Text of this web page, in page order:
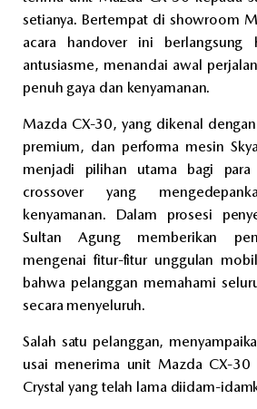
setianya. Bertempat di showroom
acara handover ini berlangsung
antusiasme, menandai awal
penuh gaya dan kenyamanan.
Mazda CX-30, yang dikenal
premium, dan performa mesin
menjadi pilihan utama bagi para
crossover yang
kenyamanan. Dalam prosesi
Sultan Agung memberikan
mengenai fitur-fitur unggulan
bahwa pelanggan memahami
secara menyeluruh.
Salah satu pelanggan,
usai menerima unit Mazda CX-30
Crystal yang telah lama diidam-